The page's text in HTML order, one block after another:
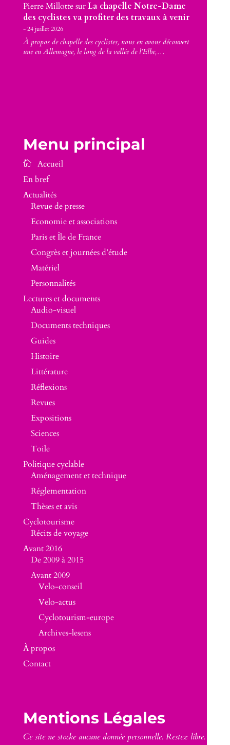
Pierre MillottesurLa chapelle Notre-Dame
des cyclistes va profiter des travaux à venir
24 juillet 2026
À propos de chapelle des cyclistes, nous en avons découvert
une en Allemagne, le long de la vallée de l'Elbe,…
Menu principal
En bref
Actualités
Revue de presse
Economie et associations
Paris et Île de France
Congrès et journées d’étude
Matériel
Personnalités
Lectures et documents
Audio-visuel
Documents techniques
Guides
Histoire
Littérature
Réflexions
Revues
Expositions
Sciences
Toile
Politique cyclable
Aménagement et technique
Réglementation
Thèses et avis
Cyclotourisme
Récits de voyage
Avant 2016
De 2009 à 2015
Avant 2009
Velo-conseil
Velo-actus
Cyclotourism-europe
Archives-lesens
À propos
Contact
Mentions Légales
Ce site ne stocke aucune donnée personnelle. Restez libre.